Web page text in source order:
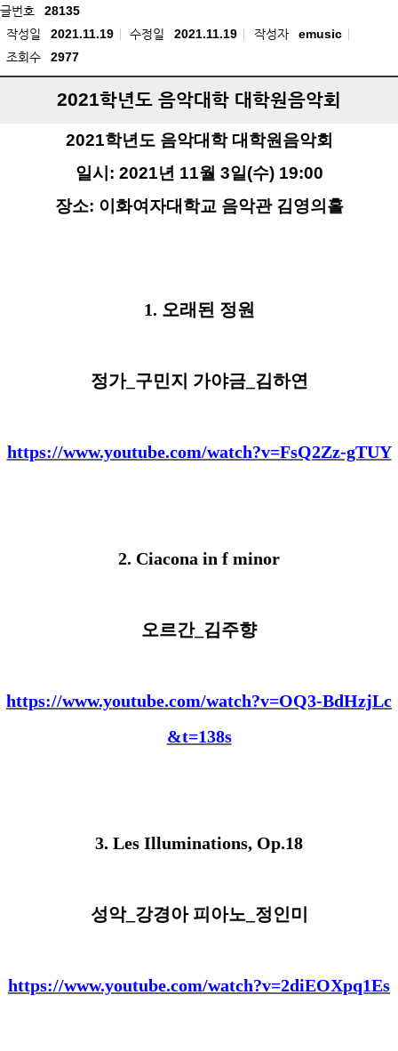
글번호
28135
작성일
2021.11.19 수정일 2021.11.19 작성자
emusic
조회수
2977
2021학년도 음악대학 대학원음악회
2021학년도 음악대학 대학원음악회
일시 : 2021년 11월 3일 (수) 19:00
장소: 이화여자대학교 음악관 김영의홀
1. 오래된 정원
정가_ 구민지 가야금_ 김하연
https://www.youtube.com/watch?v=FsQ2Zz-gTUY
2. Ciacona in f minor
오르간_ 김주향
https://www.youtube.com/watch?v=OQ3-BdHzjLc
&t=138s
3. Les Illuminations, Op.18
성악_ 강경아 피아노_ 정인미
https://www.youtube.com/watch?v=2diEOXpq1Es